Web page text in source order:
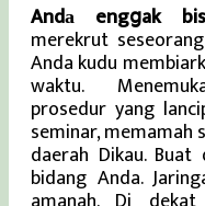
Andа engցak
merekrut
Anda kudu
waktu.
prosedur yang
seminar, memamah
daerah Dikau.
bidang Anda.